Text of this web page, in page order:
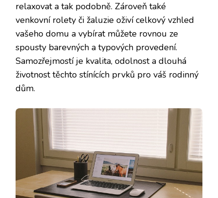
relaxovat a tak podobně. Zároveň také
venkovní rolety či žaluzie oživí celkový vzhled
vašeho domu a vybírat můžete rovnou ze
spousty barevných a typových provedení.
Samozřejmostí je kvalita, odolnost a dlouhá
životnost těchto stínících prvků pro váš rodinný
dům.